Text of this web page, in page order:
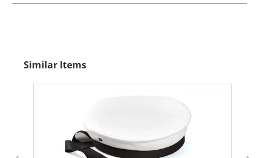
Produktgalerie überspringen
Similar Items